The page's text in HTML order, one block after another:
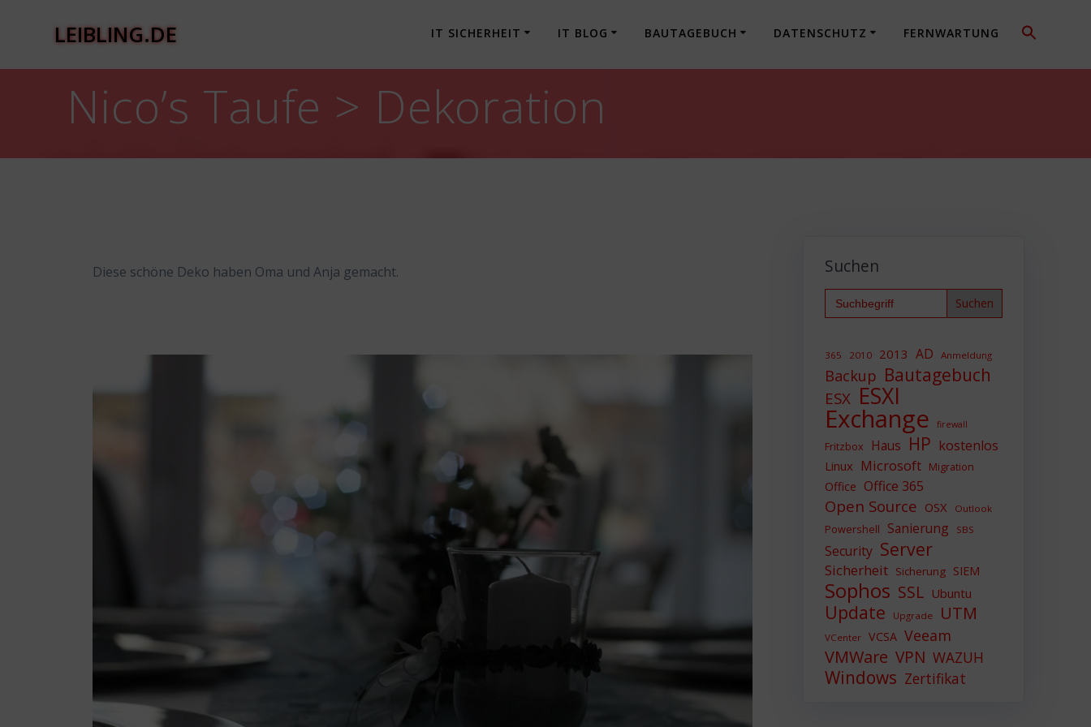
LEIBLING.DE IT SICHERHEIT IT BLOG BAUTAGEBUCH DATENSCHUTZ FERNWARTUNG
Nico’s Taufe > Dekoration
Diese schöne Deko haben Oma und Anja gemacht. Suchen
Search
for:
365 2010 2013 AD Anmeldung
Backup Bautagebuch
ESX ESXI
Exchange firewall
Fritzbox Haus HP kostenlos
Linux Microsoft Migration
Office Office 365
Open Source OSX Outlook
Powershell Sanierung SBS
Security Server
Sicherheit Sicherung SIEM
Sophos SSL Ubuntu
Update Upgrade UTM
VCenter VCSA Veeam
VMWare VPN WAZUH
Windows Zertifikat